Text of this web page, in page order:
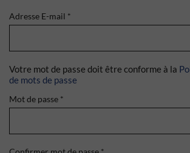
Adresse E-mail *
Votre mot de passe doit être conforme à la
de mots de passe
Mot de passe *